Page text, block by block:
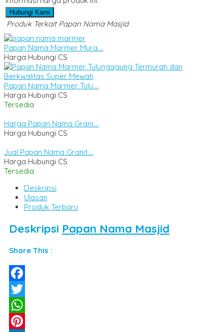
Hubungi Kami
Produk Terkait Papan Nama Masjid
Papan Nama Marmer Mura....
Harga Hubungi CS
Papan Nama Marmer Tulu....
Harga Hubungi CS
Tersedia
Harga Papan Nama Grani....
Harga Hubungi CS
Jual Papan Nama Granit....
Harga Hubungi CS
Tersedia
Deskripsi
Ulasan
Produk Terbaru
Deskripsi Papan Nama Masjid
Share This :
Facebook
Twitter
WhatsApp